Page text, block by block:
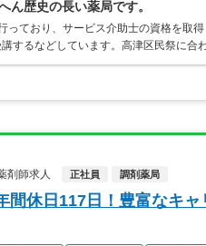
ん歴史の長い薬局です。
っており、サービス介助士の資格を取
するなどしています。高津区民祭に合
剤師求人
正社員 調剤薬局
間休日117日！豊富なキ